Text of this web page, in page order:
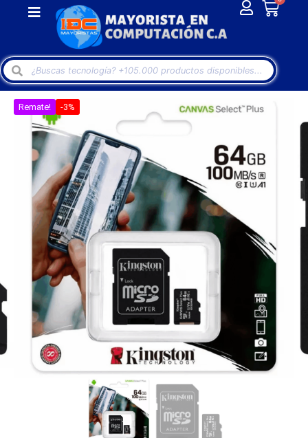
Remate! -3%